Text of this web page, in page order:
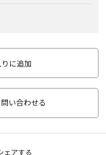
に追加
い合わせる
ェアする